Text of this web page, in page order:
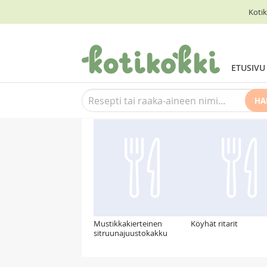
ETUSIVU
Suosittelemme myös
Mustikkakierteinen
sitruunajuustokakku
Köyhät ritarit